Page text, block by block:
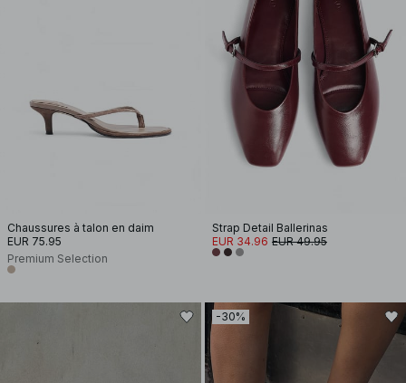
Chaussures à talon en daim
EUR 75.95
Premium Selection
Strap Detail Ballerinas
EUR 34.96 EUR 49.95
-30%